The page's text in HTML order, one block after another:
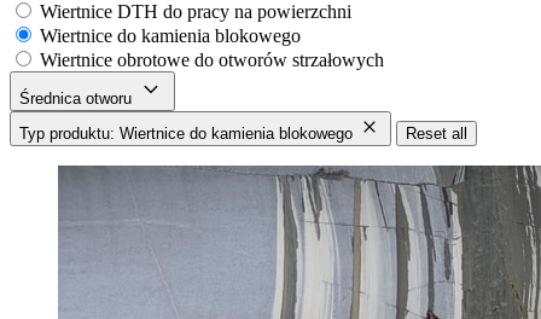
Wiertnice DTH do pracy na powierzchni
Wiertnice do kamienia blokowego
Wiertnice obrotowe do otworów strzałowych
Średnica otworu
Typ produktu: Wiertnice do kamienia blokowego
Reset all